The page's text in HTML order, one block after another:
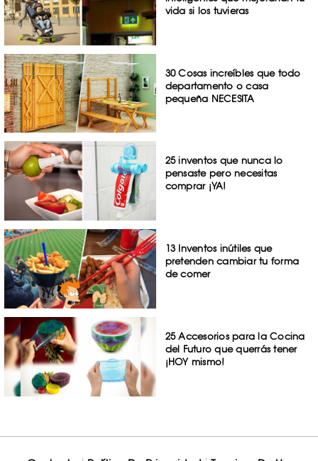
vida si los tuvieras
30 Cosas increíbles que todo
departamento o casa
pequeña NECESITA
25 inventos que nunca lo
pensaste pero necesitas
comprar ¡YA!
13 Inventos inútiles que
pretenden cambiar tu forma
de comer
25 Accesorios para la Cocina
del Futuro que querrás tener
¡HOY mismo!